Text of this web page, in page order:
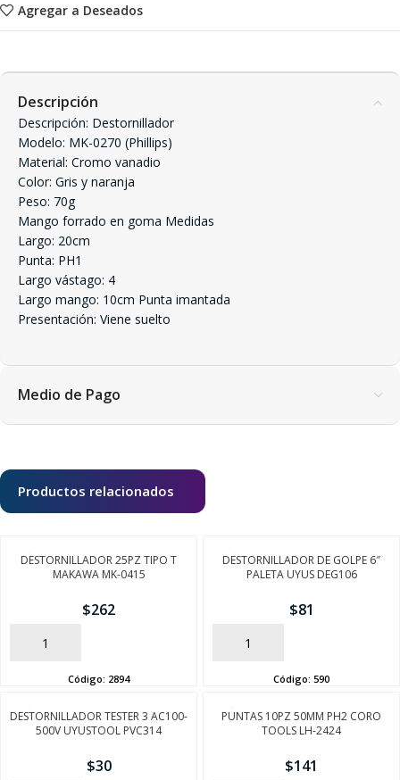
Agregar a Deseados
Descripción
Descripción: Destornillador
Modelo: MK-0270 (Phillips)
Material: Cromo vanadio
Color: Gris y naranja
Peso: 70g
Mango forrado en goma Medidas
Largo: 20cm
Punta: PH1
Largo vástago: 4
Largo mango: 10cm Punta imantada
Presentación: Viene suelto
Medio de Pago
Productos relacionados
DESTORNILLADOR 25PZ TIPO T
MAKAWA MK-0415
$262
AÑADIR
Código: 2894
DESTORNILLADOR DE GOLPE 6″
PALETA UYUS DEG106
$81
AÑADIR
Código: 590
DESTORNILLADOR TESTER 3 AC100-
500V UYUSTOOL PVC314
$30
PUNTAS 10PZ 50MM PH2 CORO
TOOLS LH-2424
$141